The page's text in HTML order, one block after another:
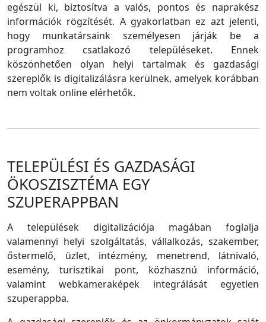
egészül ki, biztosítva a valós, pontos és naprakész
információk rögzítését. A gyakorlatban ez azt jelenti,
hogy munkatársaink személyesen járják be a
programhoz csatlakozó településeket. Ennek
köszönhetően olyan helyi tartalmak és gazdasági
szereplők is digitalizálásra kerülnek, amelyek korábban
nem voltak online elérhetők.
TELEPÜLÉSI ÉS GAZDASÁGI
ÖKOSZISZTÉMA EGY
SZUPERAPPBAN
A települések digitalizációja magában foglalja
valamennyi helyi szolgáltatás, vállalkozás, szakember,
őstermelő, üzlet, intézmény, menetrend, látnivaló,
esemény, turisztikai pont, közhasznú információ,
valamint webkameraképek integrálását egyetlen
szuperappba.